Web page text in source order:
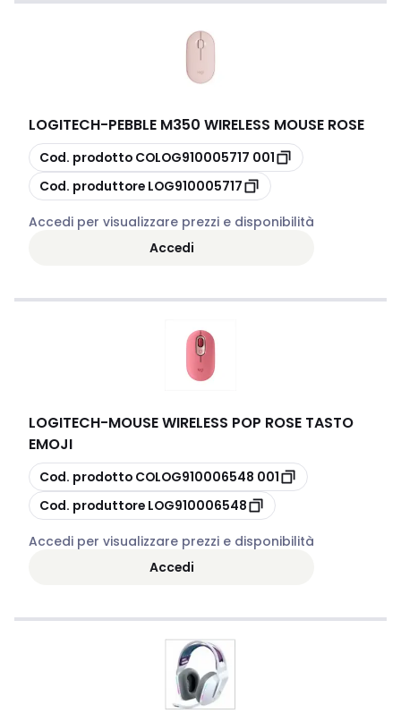
LOGITECH-PEBBLE M350 WIRELESS MOUSE ROSE
copia
Cod. prodotto COLOG910005717 001
copia
Cod. produttore LOG910005717
Accedi per visualizzare prezzi e disponibilità
Accedi
LOGITECH-MOUSE WIRELESS POP ROSE TASTO
EMOJI
copia
Cod. prodotto COLOG910006548 001
copia
Cod. produttore LOG910006548
Accedi per visualizzare prezzi e disponibilità
Accedi